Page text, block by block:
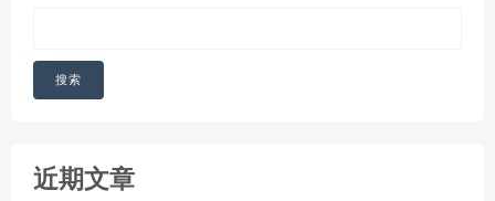
搜索
近期文章